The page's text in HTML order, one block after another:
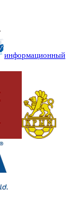
информационный